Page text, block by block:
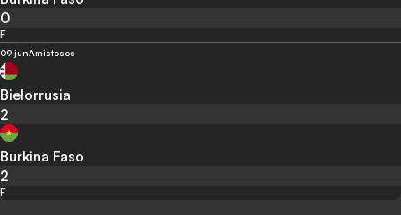
0
F
09 junAmistosos
Bielorrusia
2
Burkina Faso
2
F